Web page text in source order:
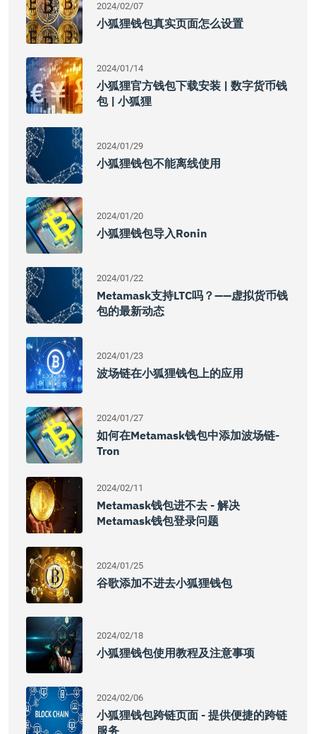
2024/02/07
小狐狸钱包真实页面怎么设置
2024/01/14
小狐狸官方钱包下载安装 | 数字货币钱
包 | 小狐狸
2024/01/29
小狐狸钱包不能离线使用
2024/01/20
小狐狸钱包导入ronin
2024/01/22
Metamask支持LTC吗？——虚拟货币钱
包的最新动态
2024/01/23
波场链在小狐狸钱包上的应用
2024/01/27
如何在Metamask钱包中添加波场链-
Tron
2024/02/11
Metamask钱包进不去 - 解决
Metamask钱包登录问题
2024/01/25
谷歌添加不进去小狐狸钱包
2024/02/18
小狐狸钱包使用教程及注意事项
2024/02/06
小狐狸钱包跨链页面 - 提供便捷的跨链
服务